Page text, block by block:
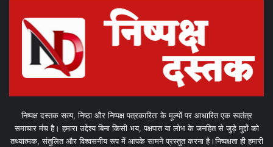
निष्पक्ष दस्तक सत्य, निष्ठा और निष्पक्ष पत्रकारिता के मूल्यों पर आधारित एक स्वतंत्र
समाचार मंच है। हमारा उद्देश्य बिना किसी भय, पक्षपात या लोभ के जनहित से जुड़े मुद्दों को
तथ्यात्मक, संतुलित और विश्वसनीय रूप में आपके सामने प्रस्तुत करना है।निष्पक्षता ही हमारी